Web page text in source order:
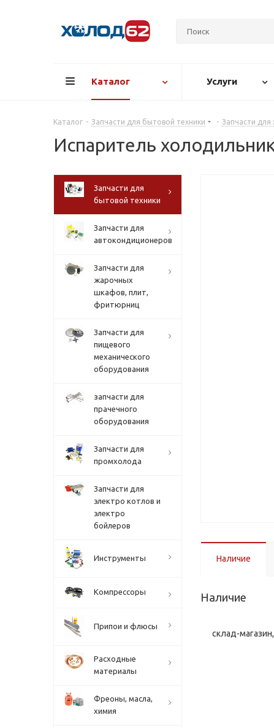
Каталог Услуги
Каталог - Запчасти для бытовой техники - Запчасти для
Испаритель
Наличие
Наличие
склад-магазин,
Запчасти для
бытовой техники
Запчасти для
автокондиционеров
Запчасти для
жарочных
шкафов, плит,
фритюрниц
Запчасти для
пищевого
механического
оборудования
запчасти для
прачечного
оборудования
Запчасти для
промхолода
Запчасти для
электро котлов и
электро
бойлеров
Инструменты
Компрессоры
Припои и флюсы
Расходные
материалы
Фреоны, масла,
химия